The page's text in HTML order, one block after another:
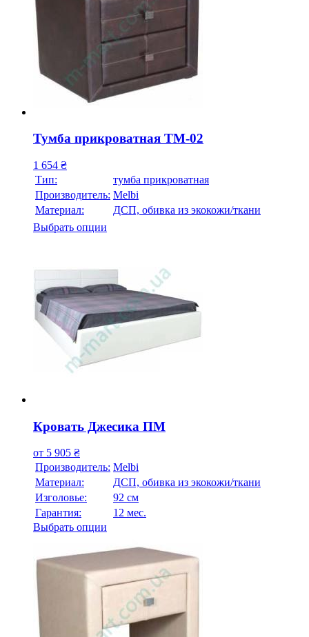
Тумба прикроватная ТМ-02
1 654 ₴
Тип:
тумба прикроватная
Производитель: Melbi
Материал:
ДСП, обивка из экокожи/ткани
Выбрать опции
Кровать Джесика ПМ
от 5 905 ₴
Производитель: Melbi
Материал:
ДСП, обивка из экокожи/ткани
Изголовье:
92 см
Гарантия:
12 мес.
Выбрать опции